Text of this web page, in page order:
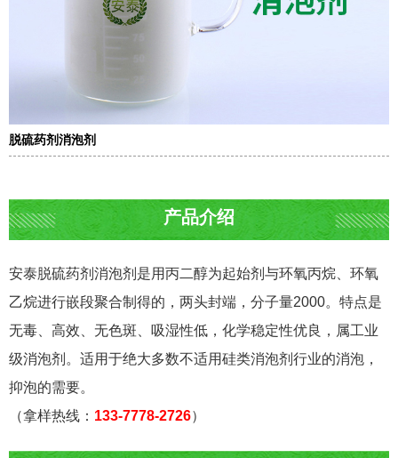
脱硫药剂消泡剂
产品介绍
安泰脱硫药剂消泡剂是用丙二醇为起始剂与环氧丙烷、环氧
乙烷进行嵌段聚合制得的，两头封端，分子量2000。特点是
无毒、高效、无色斑、吸湿性低，化学稳定性优良，属工业
级消泡剂。适用于绝大多数不适用硅类消泡剂行业的消泡，
抑泡的需要。
（拿样热线： 133-7778-2726）